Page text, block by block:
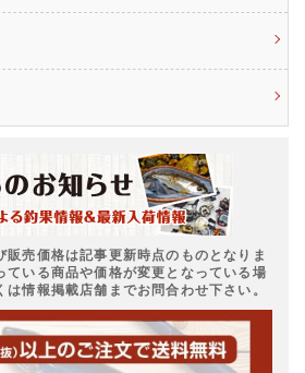
売価格は記事更新時点のものとなりま
ている商品や価格が変更となっている場
情報掲載店舗までお問合わせ下さい。